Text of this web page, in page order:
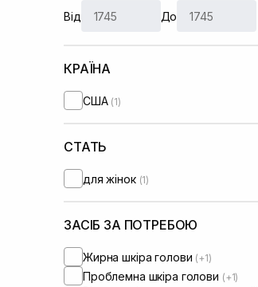
Від До
КРАЇНА
США (1)
СТАТЬ
для жінок (1)
ЗАСІБ ЗА ПОТРЕБОЮ
Жирна шкіра голови (+1)
Проблемна шкіра голови (+1)